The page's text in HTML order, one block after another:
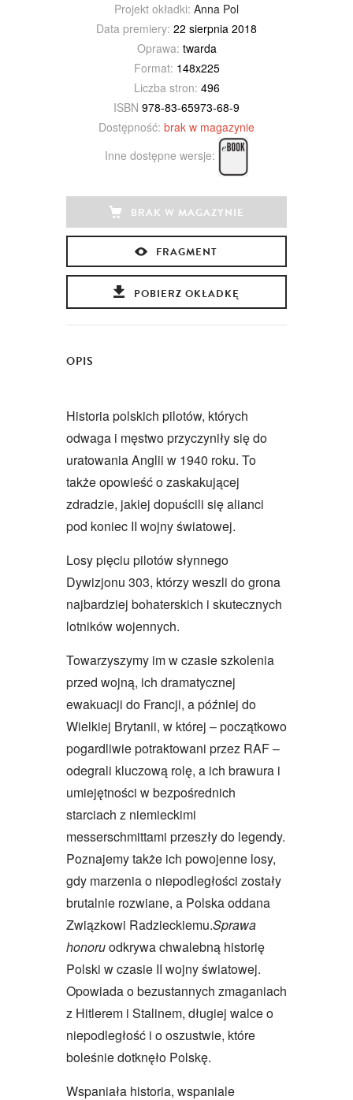
Projekt okładki: Anna Pol
Data premiery: 22 sierpnia 2018
Oprawa: twarda
Format: 148x225
Liczba stron: 496
ISBN 978-83-65973-68-9
Dostępność: brak w magazynie
Inne dostępne wersje:
BRAK W MAGAZYNIE
FRAGMENT
POBIERZ OKŁADKĘ
OPIS
Historia polskich pilotów, których
odwaga i męstwo przyczyniły się do
uratowania Anglii w 1940 roku. To
także opowieść o zaskakującej
zdradzie, jakiej dopuścili się alianci
pod koniec II wojny światowej.
Losy pięciu pilotów słynnego
Dywizjonu 303, którzy weszli do grona
najbardziej bohaterskich i skutecznych
lotników wojennych.
Towarzyszymy im w czasie szkolenia
przed wojną, ich dramatycznej
ewakuacji do Francji, a później do
Wielkiej Brytanii, w której – początkowo
pogardliwie potraktowani przez RAF –
odegrali kluczową rolę, a ich brawura i
umiejętności w bezpośrednich
starciach z niemieckimi
messerschmittami przeszły do legendy.
Poznajemy także ich powojenne losy,
gdy marzenia o niepodległości zostały
brutalnie rozwiane, a Polska oddana
Związkowi Radzieckiemu.Sprawa
honoruodkrywa chwalebną historię
Polski w czasie II wojny światowej.
Opowiada o bezustannych zmaganiach
z Hitlerem i Stalinem, długiej walce o
niepodległość i o oszustwie, które
boleśnie dotknęło Polskę.
Wspaniała historia, wspaniale